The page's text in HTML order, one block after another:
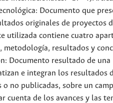
Documento que
originales de proyectos
utilizada contiene cuatro
resultados y
Documento resultado de una
e integran los resultados
no publicadas, sobre un
cuenta de los avances y las